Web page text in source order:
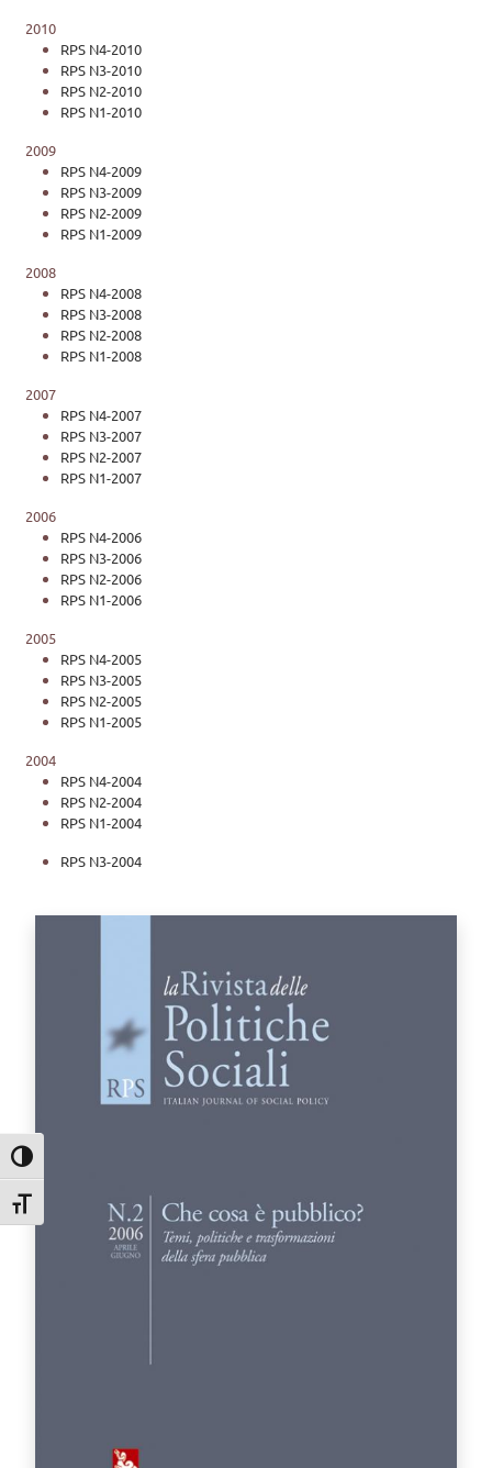
Attiva/disattiva alto contrasto
Attiva/disattiva dimensione testo
2010
RPS N4-2010
RPS N3-2010
RPS N2-2010
RPS N1-2010
2009
RPS N4-2009
RPS N3-2009
RPS N2-2009
RPS N1-2009
2008
RPS N4-2008
RPS N3-2008
RPS N2-2008
RPS N1-2008
2007
RPS N4-2007
RPS N3-2007
RPS N2-2007
RPS N1-2007
2006
RPS N4-2006
RPS N3-2006
RPS N2-2006
RPS N1-2006
2005
RPS N4-2005
RPS N3-2005
RPS N2-2005
RPS N1-2005
2004
RPS N4-2004
RPS N2-2004
RPS N1-2004
RPS N3-2004